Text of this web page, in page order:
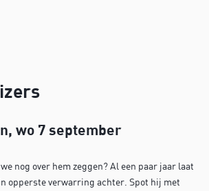
wo 7 september
nog over hem zeggen? Al een paar jaar laat
opperste verwarring achter. Spot hij met